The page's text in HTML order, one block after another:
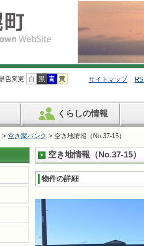
サイトマップ
くらしの情報
> 空き家バンク > 空き地情報（No.37-15）
空き地情報（No.37-15）
物件の詳細